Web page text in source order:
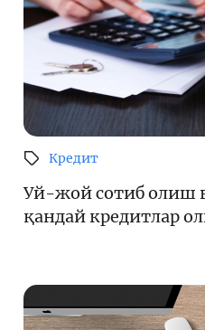
Кредит
Уй-жой сотиб олиш
қандай кредитлар